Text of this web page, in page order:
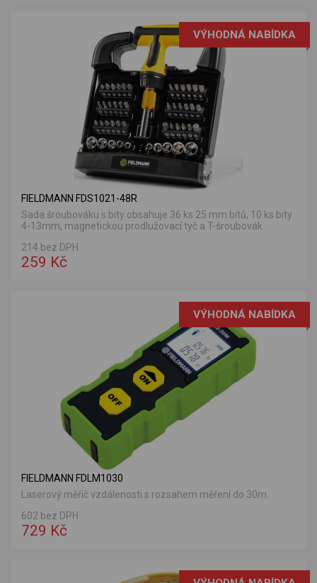
VÝHODNÁ NABÍDKA
FIELDMANN FDS1021-48R
Sada šroubováku s bity obsahuje 36 ks 25 mm bitů, 10 ks bity
4-13mm, magnetickou prodlužovací tyč a T-šroubovák.
214 bez DPH
259 Kč
VÝHODNÁ NABÍDKA
FIELDMANN FDLM1030
Laserový měřič vzdálenosti s rozsahem měření do 30m.
602 bez DPH
729 Kč